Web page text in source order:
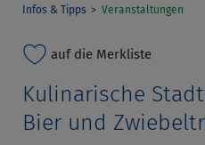
Infos & Tipps Veranstaltungen
auf die Merkliste
Kulinarische
Bier und